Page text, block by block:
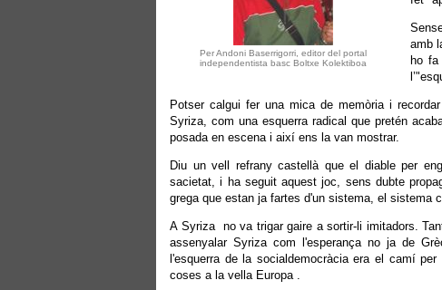
Per Andoni Baserrigorri, editor del portal
independentista basc Boltxe Kolektiboa
amb
ho
Potser calgui fer una mica de memòria i
Syriza, com una esquerra radical que pretén
posada en escena i així ens la van mostrar.
Diu un vell refrany castellà que el diable per
sacietat, i ha seguit aquest joc, sens dubte
grega que estan ja fartes d'un sistema, el sistema
A Syriza no va trigar gaire a sortir-li imitadors.
assenyalar Syriza com l'esperança no ja de
l'esquerra de la socialdemocràcia era el camí
coses a la vella Europa .